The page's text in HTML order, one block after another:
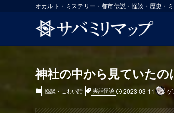
オカルト・ミステリー・都市伝説・怪談・歴史・
神社の中から見ていたの
怪談・こわい話 実話怪談 2023-03-11 ゲ